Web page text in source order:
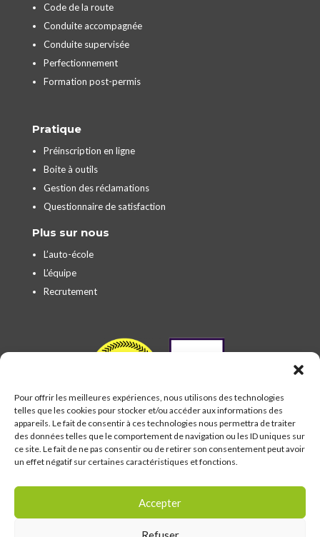
Pour offrir les meilleures expériences, nous utilisons des technologies
telles que les cookies pour stocker et/ou accéder aux informations des
appareils. Le fait de consentir à ces technologies nous permettra de traiter
des données telles que le comportement de navigation ou les ID uniques sur
ce site. Le fait de ne pas consentir ou de retirer son consentement peut avoir
un effet négatif sur certaines caractéristiques et fonctions.
Accepter
Code de la route
Conduite accompagnée
Conduite supervisée
Perfectionnement
Formation post-permis
Pratique
Préinscription en ligne
Boite à outils
Gestion des réclamations
Questionnaire de satisfaction
Plus sur nous
L’auto-école
L’équipe
Recrutement